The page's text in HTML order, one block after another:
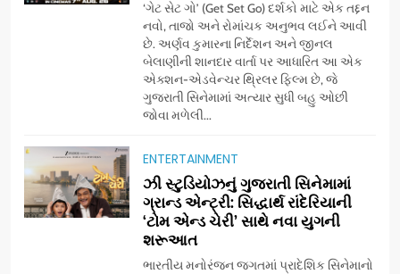
‘ગેટ સેટ ગો’ (Get Set Go) દર્શકો માટે એક તદ્દન
નવો, તાજો અને રોમાંચક અનુભવ લઈને આવી
છે. અર્ણવ કુમારના નિર્દેશન અને જીનલ
બેલાણીની શાનદાર વાર્તા પર આધારિત આ એક
એક્શન-એડવેન્ચર થ્રિલર ફિલ્મ છે, જે
ગુજરાતી સિનેમામાં અત્યાર સુધી બહુ ઓછી
જોવા મળેલી...
ENTERTAINMENT
ઝી સ્ટુડિયોઝનું ગુજરાતી સિનેમામાં
ગ્રાન્ડ એન્ટ્રી: સિદ્ધાર્થ રાંદેરિયાની
‘ટોમ એન્ડ ચેરી’ સાથે નવા યુગની
શરૂઆત
ભારતીય મનોરંજન જગતમાં પ્રાદેશિક સિનેમાનો
ડો. મિતાલી નાગ (આર્ક ઇવેન્ટ્સ)
દ્વારા કિશોર કુમારની જન્મજયંતિ
6
177 દેશો અને 52 લાખ દર્શકો:
ગુજરાતી OTT પ્લેટફોર્મ ‘જોજો’
(JOJO) નો વિશ્વભરમાં દબદબો